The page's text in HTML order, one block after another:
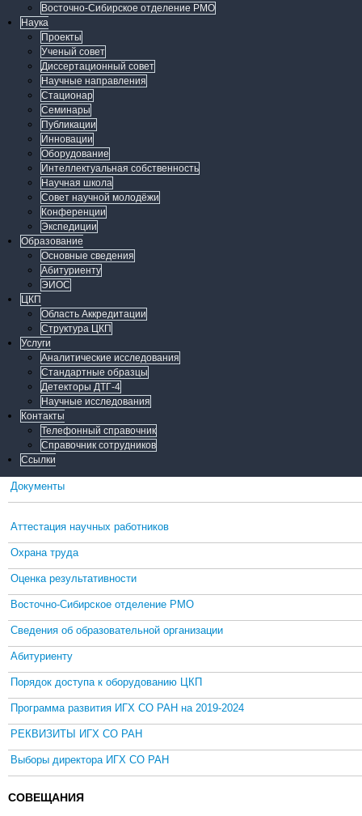
Восточно-Сибирское отделение РМО
Наука
Проекты
Ученый совет
Диссертационный совет
Научные направления
Стационар
Семинары
Публикации
Инновации
Оборудование
Интеллектуальная собственность
Научная школа
Совет научной молодёжи
Конференции
Экспедиции
Образование
Основные сведения
Абитуриенту
ЭИОС
ЦКП
Область Аккредитации
Структура ЦКП
Услуги
Аналитические исследования
Стандартные образцы
Детекторы ДТГ-4
Научные исследования
Контакты
Телефонный справочник
Справочник сотрудников
Ссылки
Документы
Аттестация научных работников
Охрана труда
Оценка результативности
Восточно-Сибирское отделение РМО
Сведения об образовательной организации
Абитуриенту
Порядок доступа к оборудованию ЦКП
Программа развития ИГХ СО РАН на 2019-2024
РЕКВИЗИТЫ ИГХ СО РАН
Выборы директора ИГХ СО РАН
СОВЕЩАНИЯ